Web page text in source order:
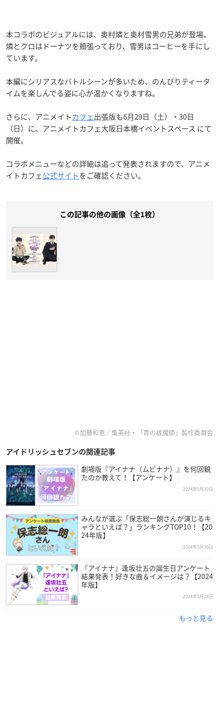
本コラボのビジュアルには、奥村燐と奥村雪男の兄弟が登場。
燐とクロはドーナツを頬張っており、雪男はコーヒーを手にし
ています。
本編にシリアスなバトルシーンが多いため、のんびりティータ
イムを楽しんでる姿に心が温かくなりますね。
さらに、アニメイトカフェ出張版も6月29日（土）・30日
（日）に、アニメイトカフェ大阪日本橋イベントスペース にて
開催。
コラボメニューなどの詳細は追って発表されますので、アニメ
イトカフェ公式サイトをご確認ください。
この記事の他の画像（全1枚）
©加藤和恵／集英社・「青の祓魔師」製作委員会
アイドリッシュセブンの関連記事
劇場版『アイナナ（ムビナナ）』を何回観
たのか教えて！【アンケート】
2024年5月30日
みんなが選ぶ「保志総一朗さんが演じるキ
ャラといえば？」ランキングTOP10！【20
24年版】
2024年5月30日
『アイナナ』逢坂壮五の誕生日アンケート
結果発表！好きな曲＆イメージは？【2024
年版】
2024年5月28日
もっと見る